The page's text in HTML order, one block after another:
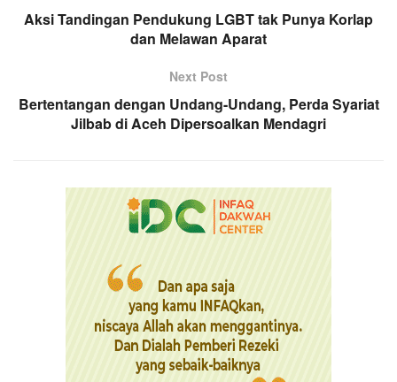
Aksi Tandingan Pendukung LGBT tak Punya Korlap
dan Melawan Aparat
Next Post
Bertentangan dengan Undang-Undang, Perda Syariat
Jilbab di Aceh Dipersoalkan Mendagri